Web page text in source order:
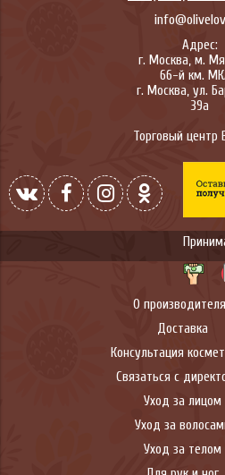
Адрес:
г. Москва, м.
66-й км.
г. Москва, ул.
39а
Торговый центр
О
Доставка
Консультация
Связаться с
Уход за лицом
Уход за
Уход за телом